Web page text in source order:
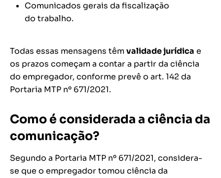
Comunicados gerais da fiscalização
do trabalho.
Todas essas mensagens têmvalidade jurídica e
os prazos começam a contar a partir da ciência
do empregador, conforme prevê o art. 142 da
Portaria MTP nº 671/2021.
Como é considerada a ciência da
comunicação?
Segundo a Portaria MTP nº 671/2021, considera-
se que o empregador tomou ciência da